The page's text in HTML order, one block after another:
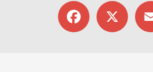
Facebook